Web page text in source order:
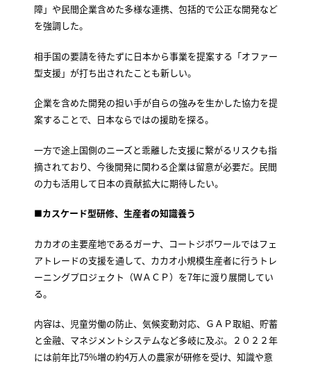
障」や民間企業含めた多様な連携、包括的で公正な開発など
を強調した。
相手国の要請を待たずに日本から事業を提案する「オファー
型支援」が打ち出されたことも新しい。
企業を含めた開発の担い手が自らの強みを生かした協力を提
案することで、日本ならではの援助を探る。
一方で途上国側のニーズと乖離した支援に繋がるリスクも指
摘されており、今後開発に関わる企業は留意が必要だ。民間
の力も活用して日本の貢献拡大に期待したい。
■カスケード型研修、生産者の知識養う
カカオの主要産地であるガーナ、コートジボワールではフェ
アトレードの支援を通して、カカオ小規模生産者に行うトレ
ーニングプロジェクト（ＷＡＣＰ）を7年に渡り展開してい
る。
内容は、児童労働の防止、気候変動対応、ＧＡＰ取組、貯蓄
と金融、マネジメントシステムなど多岐に及ぶ。２０２２年
には前年比75%増の約4万人の農家が研修を受け、知識や意